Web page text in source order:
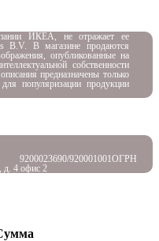
ИКЕА, не отражает ее
B.V. В магазине продаются
опубликованные на
собственности
предназначены только
популяризации продукции
920001001ОГРН
д. 4 офис 2